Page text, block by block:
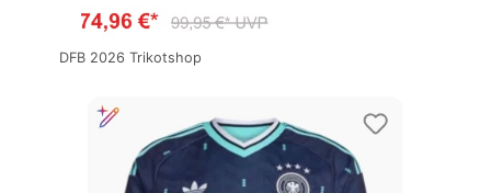
DFB 2026 Trikotshop